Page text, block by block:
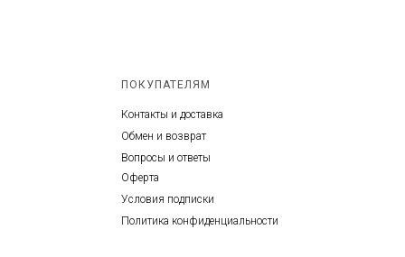
ПОКУПАТЕЛЯМ
Контакты и доставка
Обмен и возврат
Вопросы и ответы
Оферта
Условия подписки
Политика конфиденциальности